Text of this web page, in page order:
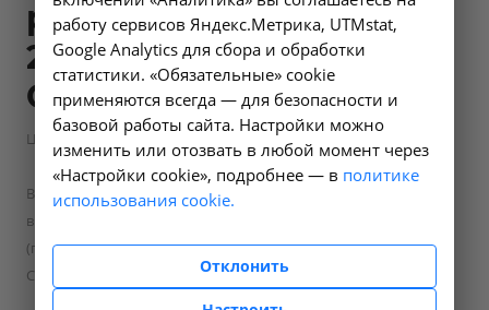
различных забо -
23.31 в Усолье-
Сибирском
Цены в Усолье-Сибирском Скорая медицинская помощь
Прочие медицинские услуги —
Вызов бригады скорой медицинской помощи с применением
внутривенного капельного введения лекарственных средств
(поставка капельницы) при различных забо - 23.31 в Усолье-
Сибирском
работу сервисов Яндекс.Метрика, UTMstat,
Google Analytics для сбора и обработки
статистики. «Обязательные» cookie
применяются всегда — для безопасности и
базовой работы сайта. Настройки можно
изменить или отозвать в любой момент через
«Настройки cookie», подробнее — в политике
использования cookie.
Отклонить